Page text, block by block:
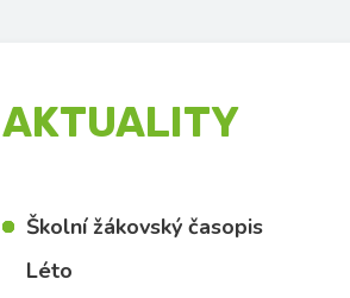
AKTUALITY
Školní žákovský časopis
Léto